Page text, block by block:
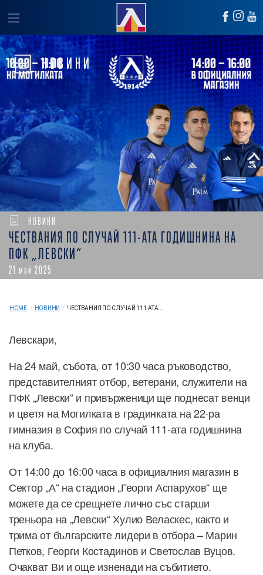
НОВИНИ
НОВИНИ
ЧЕСТВАНИЯ ПО СЛУЧАЙ 111-АТА ГОДИШНИНА НА
ПФК „ЛЕВСКИ“
21 май 2025
HOME / НОВИНИ / ЧЕСТВАНИЯ ПО СЛУЧАЙ 111-АТА...
Левскари,
На 24 май, събота, от 10:30 часа ръководство,
представителният отбор, ветерани, служители на
ПФК „Левски“ и привърженици ще поднесат венци
и цветя на Могилката в градинката на 22-ра
гимназия в София по случай 111-ата годишнина
на клуба.
От 14:00 до 16:00 часа в официалния магазин в
Сектор „А“ на стадион „Георги Аспарухов“ ще
можете да се срещнете лично със старши
треньора на „Левски“ Хулио Веласкес, както и
трима от българските лидери в отбора – Марин
Петков, Георги Костадинов и Светослав Вуцов.
Очакват Ви и още изненади на събитието.